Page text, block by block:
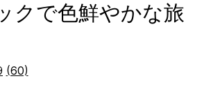
クで色鮮やかな旅
レ
(60)